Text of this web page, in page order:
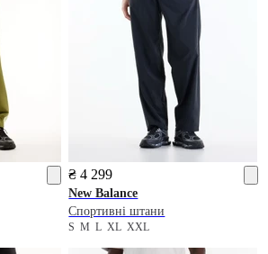
₴ 4 299
New Balance
Спортивні штани
SMLXLXXL